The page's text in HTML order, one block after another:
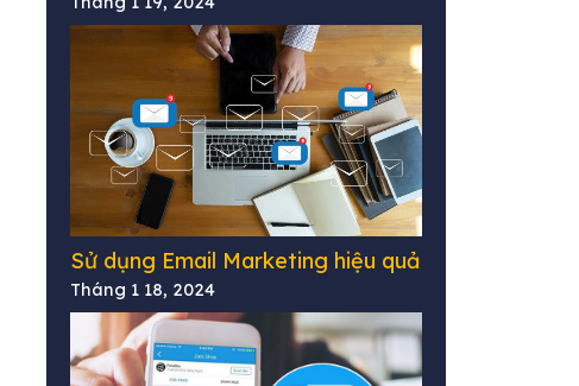
Sử dụng Email Marketing hiệu quả
Tháng 1 18, 2024